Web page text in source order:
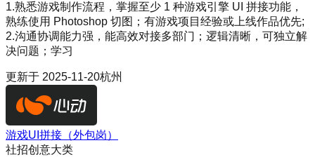
1.熟悉游戏制作流程，掌握至少 1 种游戏引擎 UI 拼接功能，
熟练使用 Photoshop 切图；有游戏项目经验或上线作品优先;
2.沟通协调能力强，能高效对接多部门；逻辑清晰，可独立解
决问题；学习
更新于 2025-11-20杭州
游戏UI拼接（外包岗）
社招创意大类